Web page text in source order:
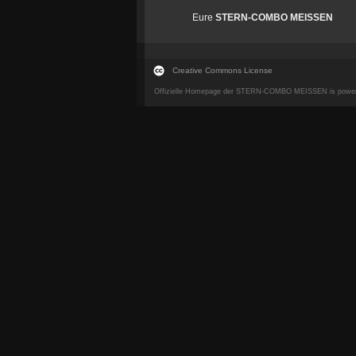
Eure STERN-COMBO MEISSEN
Creative Commons License
Offizielle Homepage der STERN-COMBO MEISSEN is